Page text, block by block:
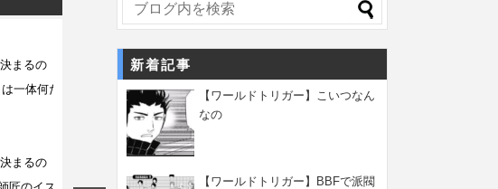
新着記事
【ワールドトリガー】こいつなん
なの
【ワールドトリガー】BBFで派閥